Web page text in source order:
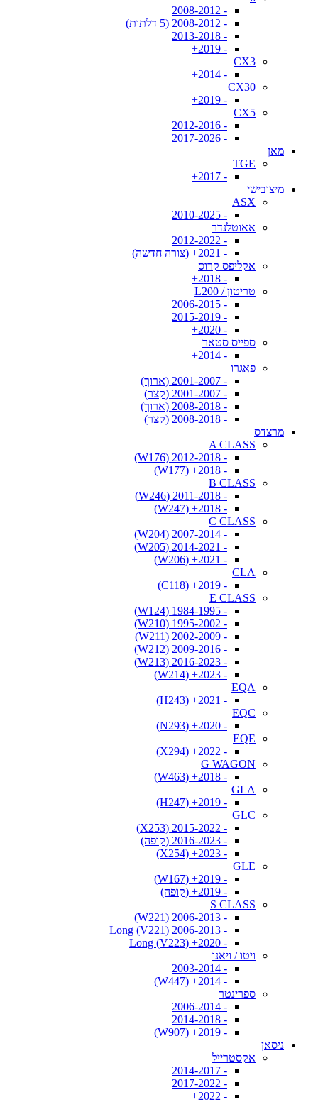
- 2008-2012
- 2008-2012 (5 דלתות)
- 2013-2018
- 2019+
CX3
- 2014+
CX30
- 2019+
CX5
- 2012-2016
- 2017-2026
מאן
TGE
- 2017+
מיצובישי
ASX
- 2010-2025
אאוטלנדר
- 2012-2022
- 2021+ (צורה חדשה)
אקליפס קרוס
- 2018+
טריטון / L200
- 2006-2015
- 2015-2019
- 2020+
ספייס סטאר
- 2014+
פאגרו
- 2001-2007 (ארוך)
- 2001-2007 (קצר)
- 2008-2018 (ארוך)
- 2008-2018 (קצר)
מרצדס
A CLASS
- 2012-2018 (W176)
- 2018+ (W177)
B CLASS
- 2011-2018 (W246)
- 2018+ (W247)
C CLASS
- 2007-2014 (W204)
- 2014-2021 (W205)
- 2021+ (W206)
CLA
- 2019+ (C118)
E CLASS
- 1984-1995 (W124)
- 1995-2002 (W210)
- 2002-2009 (W211)
- 2009-2016 (W212)
- 2016-2023 (W213)
- 2023+ (W214)
EQA
- 2021+ (H243)
EQC
- 2020+ (N293)
EQE
- 2022+ (X294)
G WAGON
- 2018+ (W463)
GLA
- 2019+ (H247)
GLC
- 2015-2022 (X253)
- 2016-2023 (קופה)
- 2023+ (X254)
GLE
- 2019+ (W167)
- 2019+ (קופה)
S CLASS
- 2006-2013 (W221)
- 2006-2013 Long (V221)
- 2020+ Long (V223)
ויטו / ויאנו
- 2003-2014
- 2014+ (W447)
ספרינטר
- 2006-2014
- 2014-2018
- 2019+ (W907)
ניסאן
אקסטרייל
- 2014-2017
- 2017-2022
- 2022+